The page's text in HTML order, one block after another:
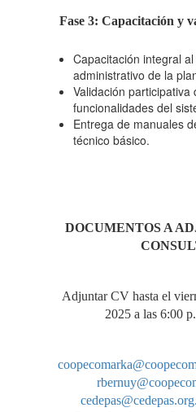
Fase 3: Capacitación y
Capacitación integral
administrativo de la
Validación
funcionalidades del
Entrega de manuales
técnico básico.
DOCUMENTOS A
Adjuntar CV hasta el
2025 a las 6:00